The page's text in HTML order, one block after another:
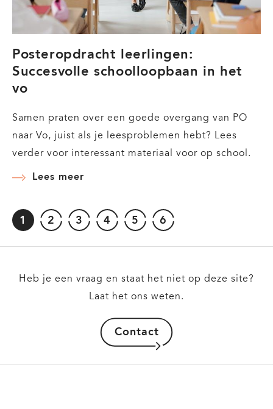
Posteropdracht leerlingen:
Succesvolle schoolloopbaan in het
vo
Samen praten over een goede overgang van PO
naar Vo, juist als je leesproblemen hebt? Lees
verder voor interessant materiaal voor op school.
Lees meer
leerlingen:
in
Huidige
1 Pagina
2 Pagina
3 Pagina
4 Pagina
5 Pagina
6
Heb je een vraag en staat het niet op deze site?
Laat het ons weten.
Contact